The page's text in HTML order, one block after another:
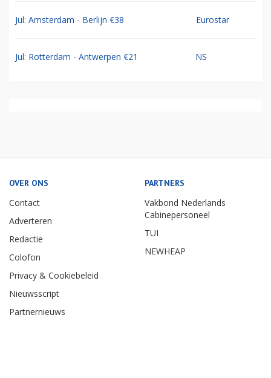
Jul: Amsterdam - Berlijn €38 Eurostar
Jul: Rotterdam - Antwerpen €21 NS
OVER ONS
Contact
Adverteren
Redactie
Colofon
Privacy & Cookiebeleid
Nieuwsscript
Partnernieuws
PARTNERS
Vakbond Nederlands
Cabinepersoneel
TUI
NEWHEAP